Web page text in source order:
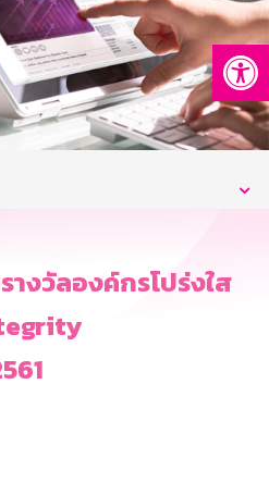
งวัลองค์กรโปร่งใส